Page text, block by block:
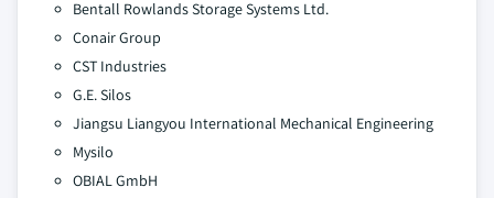
Bentall Rowlands Storage Systems Ltd.
Conair Group
CST Industries
G.E. Silos
Jiangsu Liangyou International Mechanical Engineering
Mysilo
OBIAL GmbH